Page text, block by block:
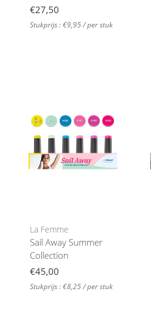
€27,50
Stukprijs : €9,95 / per stuk
La Femme
Sail Away Summer
Collection
€45,00
Stukprijs : €8,25 / per stuk